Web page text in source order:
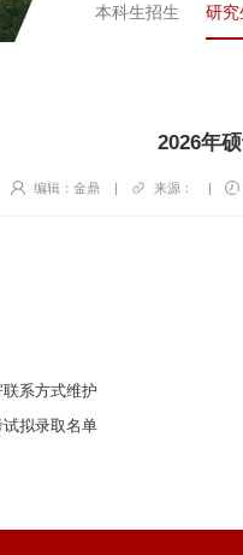
本科生招生 研究
2026年
编辑：金鼎 | 来源： |
系方式维护
拟录取名单